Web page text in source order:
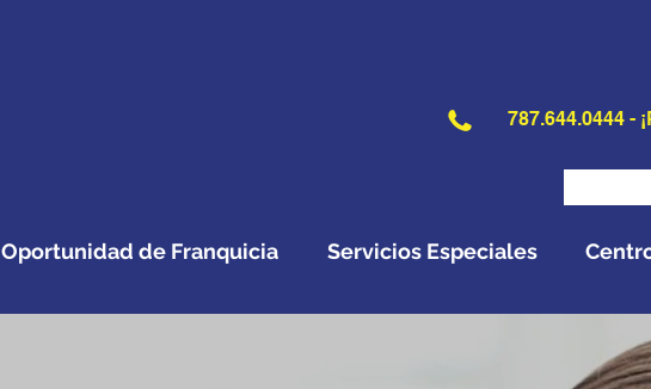
787.644.0444 -
Oportunidad de Franquicia Servicios Especiales